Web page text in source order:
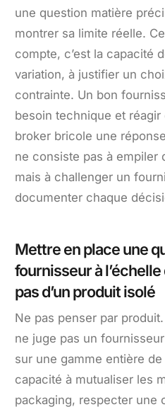
une question matière
montrer sa limite réelle.
compte, c’est la capacité
variation, à justifier un
contrainte. Un bon
besoin technique et réagir
broker bricole une
ne consiste pas à empiler
mais à challenger un
documenter chaque
Mettre en place une
fournisseur à
pas d’un produit isolé
Ne pas penser par
ne juge pas un
sur une gamme entière
capacité à mutualiser les
packaging, respecter une